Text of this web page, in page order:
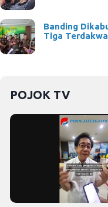
Banding
Tiga
POJOK TV